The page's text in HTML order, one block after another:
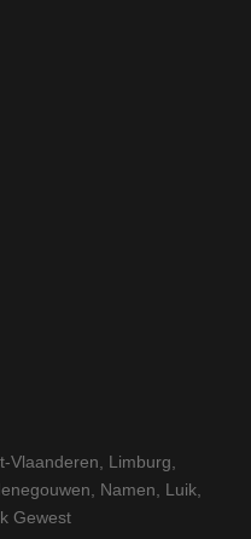
Vlaanderen Limburg
Namen Luik
Gewest